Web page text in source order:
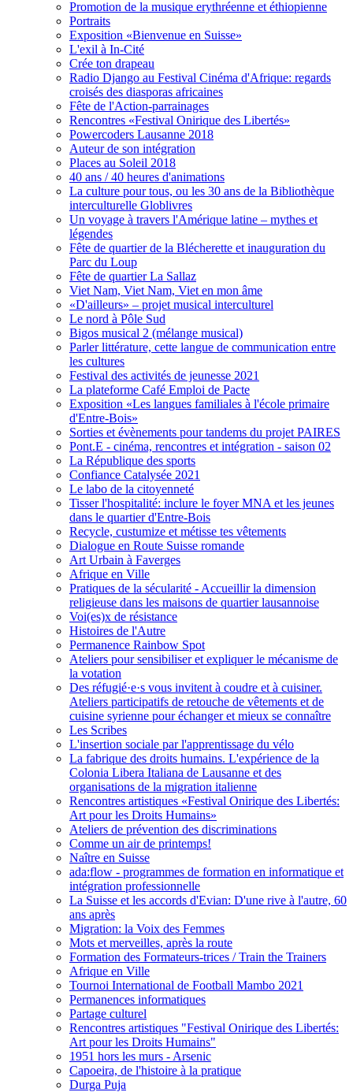
Promotion de la musique erythréenne et éthiopienne
Portraits
Exposition «Bienvenue en Suisse»
L'exil à In-Cité
Crée ton drapeau
Radio Django au Festival Cinéma d'Afrique: regards
croisés des diasporas africaines
Fête de l'Action-parrainages
Rencontres «Festival Onirique des Libertés»
Powercoders Lausanne 2018
Auteur de son intégration
Places au Soleil 2018
40 ans / 40 heures d'animations
La culture pour tous, ou les 30 ans de la Bibliothèque
interculturelle Globlivres
Un voyage à travers l'Amérique latine – mythes et
légendes
Fête de quartier de la Blécherette et inauguration du
Parc du Loup
Fête de quartier La Sallaz
Viet Nam, Viet Nam, Viet en mon âme
«D'ailleurs» – projet musical interculturel
Le nord à Pôle Sud
Bigos musical 2 (mélange musical)
Parler littérature, cette langue de communication entre
les cultures
Festival des activités de jeunesse 2021
La plateforme Café Emploi de Pacte
Exposition «Les langues familiales à l'école primaire
d'Entre-Bois»
Sorties et évènements pour tandems du projet PAIRES
Pont.E - cinéma, rencontres et intégration - saison 02
La République des sports
Confiance Catalysée 2021
Le labo de la citoyenneté
Tisser l'hospitalité: inclure le foyer MNA et les jeunes
dans le quartier d'Entre-Bois
Recycle, custumize et métisse tes vêtements
Dialogue en Route Suisse romande
Art Urbain à Faverges
Afrique en Ville
Pratiques de la sécularité - Accueillir la dimension
religieuse dans les maisons de quartier lausannoise
Voi(es)x de résistance
Histoires de l'Autre
Permanence Rainbow Spot
Ateliers pour sensibiliser et expliquer le mécanisme de
la votation
Des réfugié·e·s vous invitent à coudre et à cuisiner.
Ateliers participatifs de retouche de vêtements et de
cuisine syrienne pour échanger et mieux se connaître
Les Scribes
L'insertion sociale par l'apprentissage du vélo
La fabrique des droits humains. L'expérience de la
Colonia Libera Italiana de Lausanne et des
organisations de la migration italienne
Rencontres artistiques «Festival Onirique des Libertés:
Art pour les Droits Humains»
Ateliers de prévention des discriminations
Comme un air de printemps!
Naître en Suisse
ada:flow - programmes de formation en informatique et
intégration professionnelle
La Suisse et les accords d'Evian: D'une rive à l'autre, 60
ans après
Migration: la Voix des Femmes
Mots et merveilles, après la route
Formation des Formateurs-trices / Train the Trainers
Afrique en Ville
Tournoi International de Football Mambo 2021
Permanences informatiques
Partage culturel
Rencontres artistiques "Festival Onirique des Libertés:
Art pour les Droits Humains"
1951 hors les murs - Arsenic
Capoeira, de l'histoire à la pratique
Durga Puja